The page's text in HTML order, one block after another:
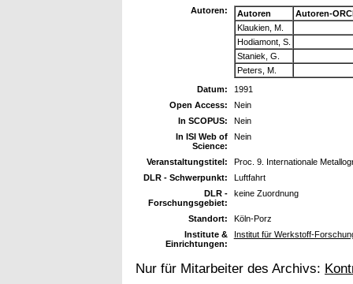
Autoren:
Autoren
Autoren-
Klaukien, M.
Hodiamont, S.
Staniek, G.
Peters, M.
Datum:
1991
Open Access:
Nein
In SCOPUS:
Nein
In ISI Web of
Science:
Nein
Veranstaltungstitel:
Proc. 9. Internationale
DLR - Schwerpunkt:
Luftfahrt
DLR -
Forschungsgebiet:
keine Zuordnung
Standort:
Köln-Porz
Institute &
Einrichtungen:
Institut für Werkstoff-
Nur für Mitarbeiter des Archivs: